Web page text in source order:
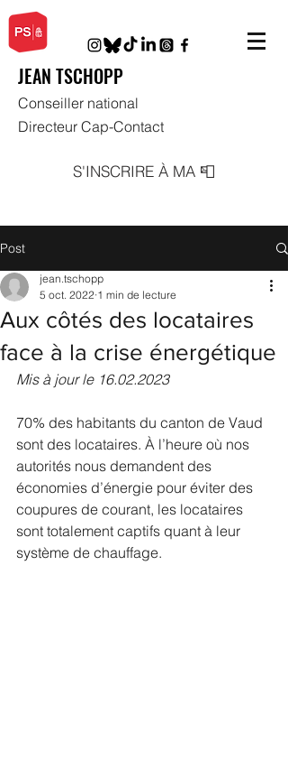
JEAN TSCHOPP
Conseiller national
Directeur Cap-Contact
S'INSCRIRE À MA 📮
Post
Aux côtés des locataires
face à la crise énergétique
jean.tschopp
5 oct. 2022 1 min de lecture
Mis à jour le 16.02.2023
70% des habitants du canton de Vaud
sont des locataires. À l’heure où nos
autorités nous demandent des
économies d’énergie pour éviter des
coupures de courant, les locataires
sont totalement captifs quant à leur
système de chauffage.